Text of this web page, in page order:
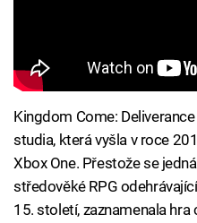
Kingdom Come:
studia, která vyšla v roce
Xbox One. Přestože se
středověké RPG
15. století, zaznamenala